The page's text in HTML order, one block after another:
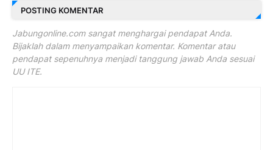
POSTING KOMENTAR
Jabungonline.com sangat menghargai pendapat Anda.
Bijaklah dalam menyampaikan komentar. Komentar atau
pendapat sepenuhnya menjadi tanggung jawab Anda sesuai
UU ITE.